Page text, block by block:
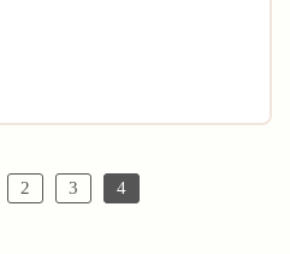
2 3 4